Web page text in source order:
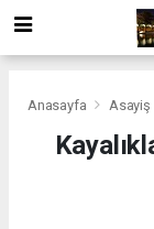
Anasayfa Asayiş